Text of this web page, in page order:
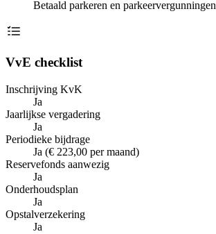
Betaald parkeren en parkeervergunningen
VvE checklist
Inschrijving KvK
Ja
Jaarlijkse vergadering
Ja
Periodieke bijdrage
Ja (€ 223,00 per maand)
Reservefonds aanwezig
Ja
Onderhoudsplan
Ja
Opstalverzekering
Ja